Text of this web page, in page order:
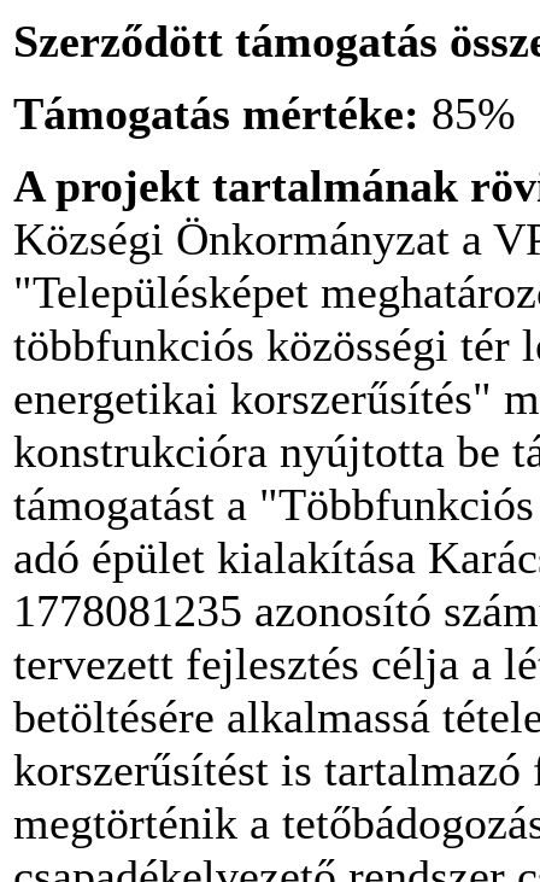
Szerződött támogatás
Támogatás mértéke: 85%
A projekt tartalmának
Községi Önkormányzat a
"Településképet
többfunkciós közösségi tér
energetikai korszerűsítés"
konstrukcióra nyújtotta be
támogatást a
adó épület kialakítása
1778081235 azonosító
tervezett fejlesztés célja a
betöltésére alkalmassá
korszerűsítést is
megtörténik a